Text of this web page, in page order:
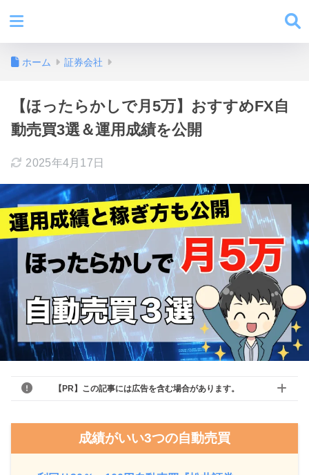
ホーム 証券会社
【ほったらかしで月5万】おすすめFX自
動売買3選＆運用成績を公開
2025年4月17日
【PR】この記事には広告を含む場合があります。
成績がいい3つの自動売買